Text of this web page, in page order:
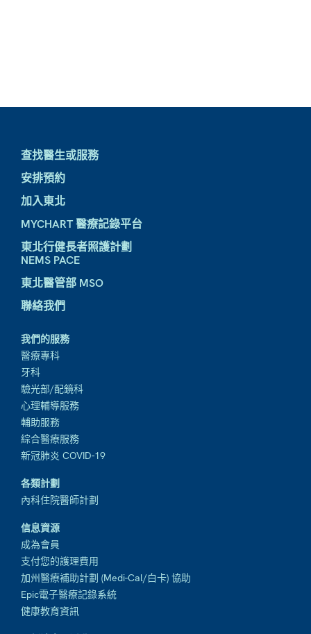
查找醫生或服務
安排預約
加入東北
MYCHART 醫療記錄平台
東北行健長者照護計劃
NEMS PACE
東北醫管部 MSO
聯絡我們
我們的服務
醫療專科
牙科
驗光部/配鏡科
心理輔導服務
輔助服務
綜合醫療服務
新冠肺炎 COVID-19
各類計劃
內科住院醫師計劃
信息資源
成為會員
支付您的護理費用
加州醫療補助計劃 (Medi-Cal/白卡) 協助
Epic電子醫療記錄系統
健康教育資訊